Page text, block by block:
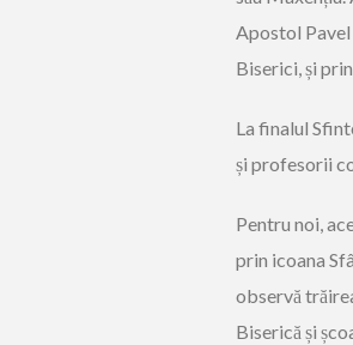
Apostol
Biserici, și
La finalul
și profesorii
Pentru noi,
prin icoana
observă
Biserică și